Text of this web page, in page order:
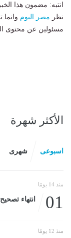
انتبه: مضمون هذا
نظر مصر اليوم
مسئولين عن محتوى
الأكثر شهرة
اسبوعى شهرى
منذ 14 يومًا
01 انتهاء
منذ 12 يومًا